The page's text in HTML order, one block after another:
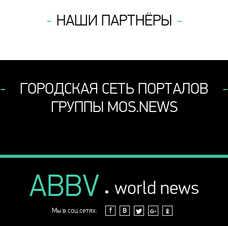
НАШИ ПАРТНЁРЫ
ГОРОДСКАЯ СЕТЬ ПОРТАЛОВ
ГРУППЫ MOS.NEWS
ABBV . world news
Мы в соц.сетях: f В